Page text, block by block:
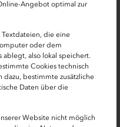
Angebot optimal zur
Textdateien, die eine
oder dem
ablegt, also lokal speichert.
Cookies technisch
bestimmte zusätzliche
Daten über die
Website nicht möglich
2021 startete. Im
eine
hohen Förderbetrag.
Euro zu viel
139 Millionen Euro,